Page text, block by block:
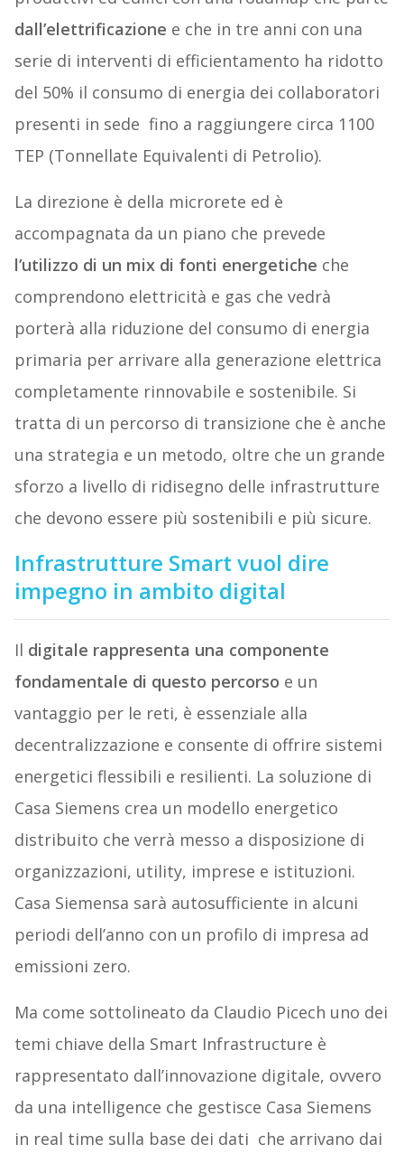
dall’elettrificazione e che in tre anni con una
serie di interventi di efficientamento ha ridotto
del 50% il consumo di energia dei collaboratori
presenti in sede fino a raggiungere circa 1100
TEP (Tonnellate Equivalenti di Petrolio).
La direzione è della microrete ed è
accompagnata da un piano che prevede
l’utilizzo di un mix di fonti energetiche che
comprendono elettricità e gas che vedrà
porterà alla riduzione del consumo di energia
primaria per arrivare alla generazione elettrica
completamente rinnovabile e sostenibile. Si
tratta di un percorso di transizione che è anche
una strategia e un metodo, oltre che un grande
sforzo a livello di ridisegno delle infrastrutture
che devono essere più sostenibili e più sicure.
Infrastrutture Smart vuol dire
impegno in ambito digital
Il digitale rappresenta una componente
fondamentale di questo percorso e un
vantaggio per le reti, è essenziale alla
decentralizzazione e consente di offrire sistemi
energetici flessibili e resilienti. La soluzione di
Casa Siemens crea un modello energetico
distribuito che verrà messo a disposizione di
organizzazioni, utility, imprese e istituzioni.
Casa Siemensa sarà autosufficiente in alcuni
periodi dell’anno con un profilo di impresa ad
emissioni zero.
Ma come sottolineato da Claudio Picech uno dei
temi chiave della Smart Infrastructure è
rappresentato dall’innovazione digitale, ovvero
da una intelligence che gestisce Casa Siemens
in real time sulla base dei dati che arrivano dai